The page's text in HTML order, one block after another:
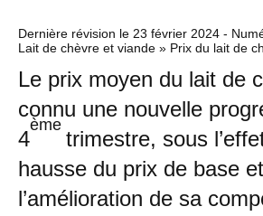
Dernière révision le 23 février 2024 -
Lait de chèvre et viande » Prix du lait de
Le prix moyen du lait de
connu une nouvelle
4
ème
trimestre, sous
hausse du prix de base
l’amélioration de sa